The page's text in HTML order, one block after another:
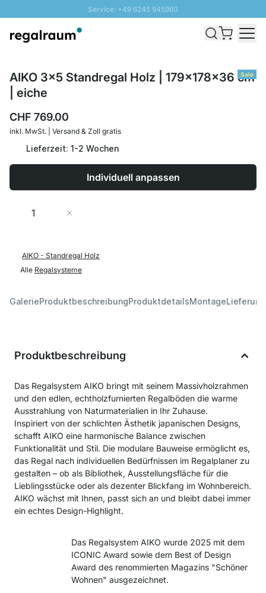
Service: +49 6245 945960
Versand & Zoll gratis ab 300 CHF
Sale
AIKO 3x5 Standregal Holz | 179x178x36 cm
| eiche
CHF 769.00
inkl. MwSt. | Versand & Zoll gratis
Lieferzeit: 1-2 Wochen
Individuell anpassen
Menge
AIKO - Standregal Holz
Alle Regalsysteme
GalerieProduktbeschreibungProduktdetailsMontage
Produktbeschreibung
Das Regalsystem AIKO bringt mit seinem Massivholzrahmen
und den edlen, echtholzfurnierten Regalböden die warme
Ausstrahlung von Naturmaterialien in Ihr Zuhause.
Inspiriert von der schlichten Ästhetik japanischen Designs,
schafft AIKO eine harmonische Balance zwischen
Funktionalität und Stil. Die modulare Bauweise ermöglicht es,
das Regal nach individuellen Bedürfnissen im Regalplaner zu
gestalten – ob als Bibliothek, Ausstellungsfläche für die
Lieblingsstücke oder als dezenter Blickfang im Wohnbereich.
AIKO wächst mit Ihnen, passt sich an und bleibt dabei immer
ein echtes Design-Highlight.
Das Regalsystem AIKO wurde 2025 mit dem
ICONIC Award sowie dem Best of Design
Award des renommierten Magazins "Schöner
Wohnen" ausgezeichnet.